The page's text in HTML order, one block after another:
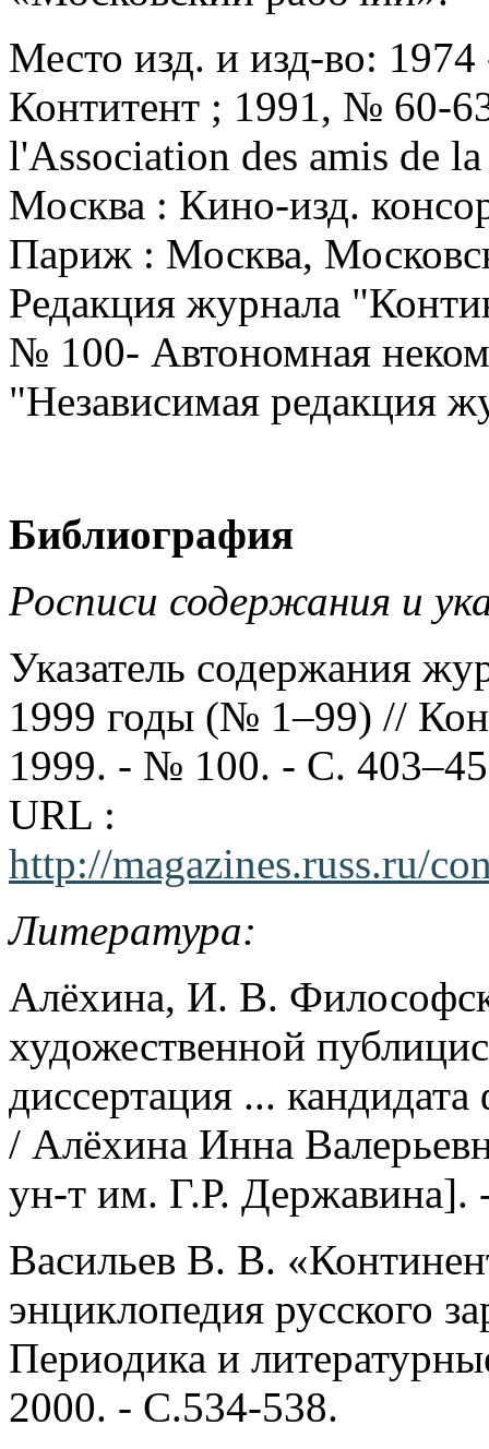
Место изд. и изд-во:
Контитент ; 1991, № 60-
l'Association des amis de
Москва : Кино-изд.
Париж : Москва,
Редакция журнала
№ 100- Автономная
"Независимая редакция
Библиография
Росписи содержания и
Указатель содержания
1999 годы (№ 1–99) //
1999. - № 100. - С.
URL :
http://magazines.russ.ru/
Литература:
Алёхина, И. В.
художественной
диссертация ...
/ Алёхина Инна
ун-т им. Г.Р. Державина].
Васильев В. В.
энциклопедия русского
Периодика и
2000. - С.534-538.